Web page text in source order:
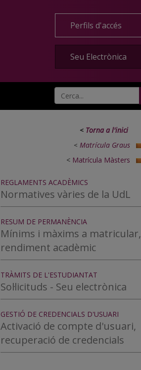
Perfils d'accés
Seu Electrònica
< Torna a l'inici
< Matrícula Graus
< Matrícula Màsters
REGLAMENTS ACADÈMICS
Normatives vàries de la UdL
RESUM DE PERMANÈNCIA
Mínims i màxims a matricular,
rendiment acadèmic
TRÀMITS DE L'ESTUDIANTAT
Sol·licituds - Seu electrònica
GESTIÓ DE CREDENCIALS D'USUARI
Activació de compte d'usuari,
recuperació de credencials